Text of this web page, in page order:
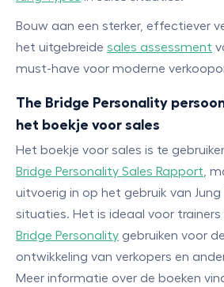
Bouw aan een sterker, effectiever
het uitgebreide sales assessment
must-have voor moderne
The Bridge Personality
het boekje voor sales
Het boekje voor sales is te
Bridge Personality Sales Rapport ,
uitvoerig in op het gebruik van Jung
situaties. Het is ideaal voor
Bridge Personality gebruiken voor
ontwikkeling van verkopers en
Meer informatie over de boeken